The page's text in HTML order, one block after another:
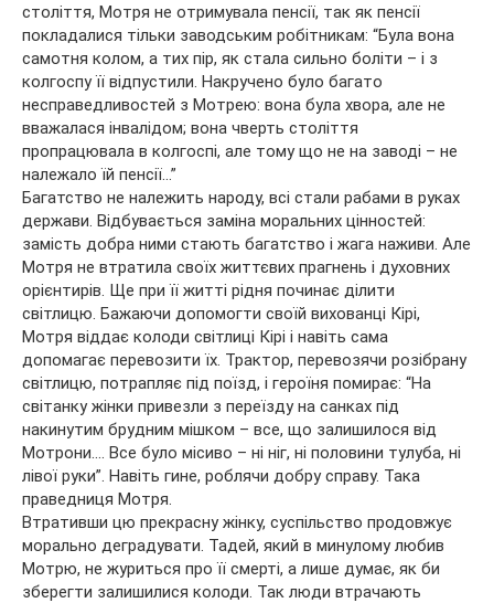
століття, Мотря не отримувала пенсії, так як пенсії
покладалися тільки заводським робітникам: “Була вона
самотня колом, а тих пір, як стала сильно боліти – і з
колгоспу її відпустили. Накручено було багато
несправедливостей з Мотрею: вона була хвора, але не
вважалася інвалідом; вона чверть століття
пропрацювала в колгоспі, але тому що не на заводі – не
належало їй пенсії…”
Багатство не належить народу, всі стали рабами в руках
держави. Відбувається заміна моральних цінностей:
замість добра ними стають багатство і жага наживи. Але
Мотря не втратила своїх життєвих прагнень і духовних
орієнтирів. Ще при її житті рідня починає ділити
світлицю. Бажаючи допомогти своїй вихованці Кірі,
Мотря віддає колоди світлиці Кірі і навіть сама
допомагає перевозити їх. Трактор, перевозячи розібрану
світлицю, потрапляє під поїзд, і героїня помирає: “На
світанку жінки привезли з переїзду на санках під
накинутим брудним мішком – все, що залишилося від
Мотрони…. Все було місиво – ні ніг, ні половини тулуба, ні
лівої руки”. Навіть гине, роблячи добру справу. Така
праведниця Мотря.
Втративши цю прекрасну жінку, суспільство продовжує
морально деградувати. Тадей, який в минулому любив
Мотрю, не журиться про її смерті, а лише думає, як би
зберегти залишилися колоди. Так люди втрачають